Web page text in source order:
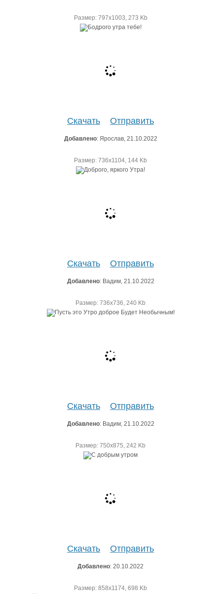
Размер: 797х1003, 273 Kb
Скачать Отправить
Добавлено: Ярослав, 21.10.2022
Размер: 736х1104, 144 Kb
Скачать Отправить
Добавлено: Вадим, 21.10.2022
Размер: 736х736, 240 Kb
Скачать Отправить
Добавлено: Вадим, 21.10.2022
Размер: 750х875, 242 Kb
Скачать Отправить
Добавлено: 20.10.2022
Размер: 858х1174, 698 Kb